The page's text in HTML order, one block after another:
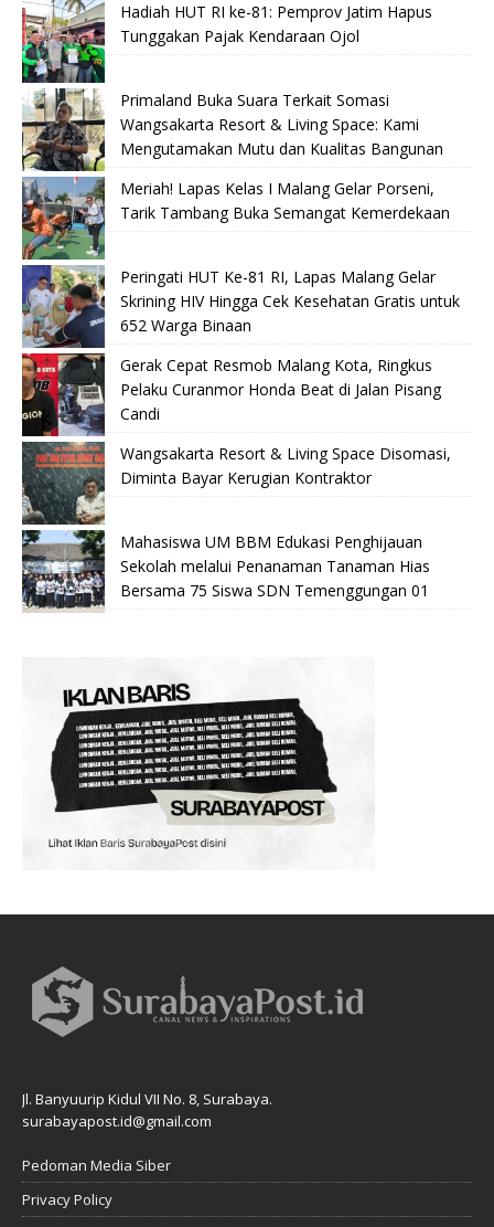
Hadiah HUT RI ke-81: Pemprov Jatim Hapus
Tunggakan Pajak Kendaraan Ojol
Primaland Buka Suara Terkait Somasi
Wangsakarta Resort & Living Space: Kami
Mengutamakan Mutu dan Kualitas Bangunan
Meriah! Lapas Kelas I Malang Gelar Porseni,
Tarik Tambang Buka Semangat Kemerdekaan
Peringati HUT Ke-81 RI, Lapas Malang Gelar
Skrining HIV Hingga Cek Kesehatan Gratis untuk
652 Warga Binaan
Gerak Cepat Resmob Malang Kota, Ringkus
Pelaku Curanmor Honda Beat di Jalan Pisang
Candi
Wangsakarta Resort & Living Space Disomasi,
Diminta Bayar Kerugian Kontraktor
Mahasiswa UM BBM Edukasi Penghijauan
Sekolah melalui Penanaman Tanaman Hias
Bersama 75 Siswa SDN Temenggungan 01
Jl. Banyuurip Kidul VII No. 8, Surabaya.
surabayapost.id@gmail.com
Pedoman Media Siber
Privacy Policy